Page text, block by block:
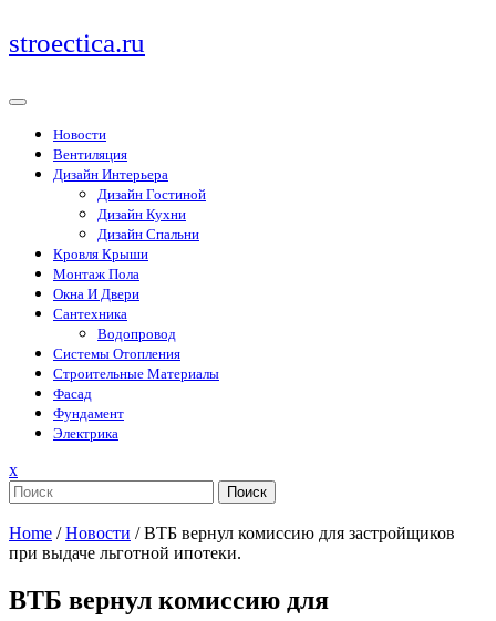
Перейти
к
stroectica.ru
Новости
Вентиляция
Дизайн Интерьера
Дизайн Гостиной
Дизайн Кухни
Дизайн Спальни
Кровля Крыши
Монтаж Пола
Окна И Двери
Сантехника
Водопровод
Системы Отопления
Строительные Материалы
Фасад
Фундамент
Электрика
xЗакрыть
меню
Поиск
Home /Новости /ВТБ вернул комиссию для застройщиков
при выдаче льготной ипотеки.
ВТБ вернул комиссию для